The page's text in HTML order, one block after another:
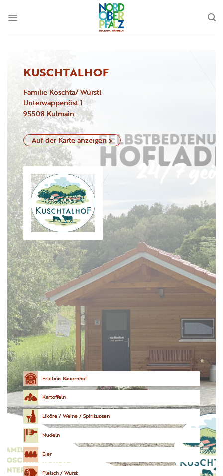
Inhalt
KUSCHTALHOF
Familie Koschta/ Würstl
Unterwappenöst1
95508 Kulmain
Auf der Karte anzeigen »
Erlebnis Bauernhof
Kartoffeln
Liköre / Weine / Spirituosen
Nudeln
Eier
Fleisch / Wurst